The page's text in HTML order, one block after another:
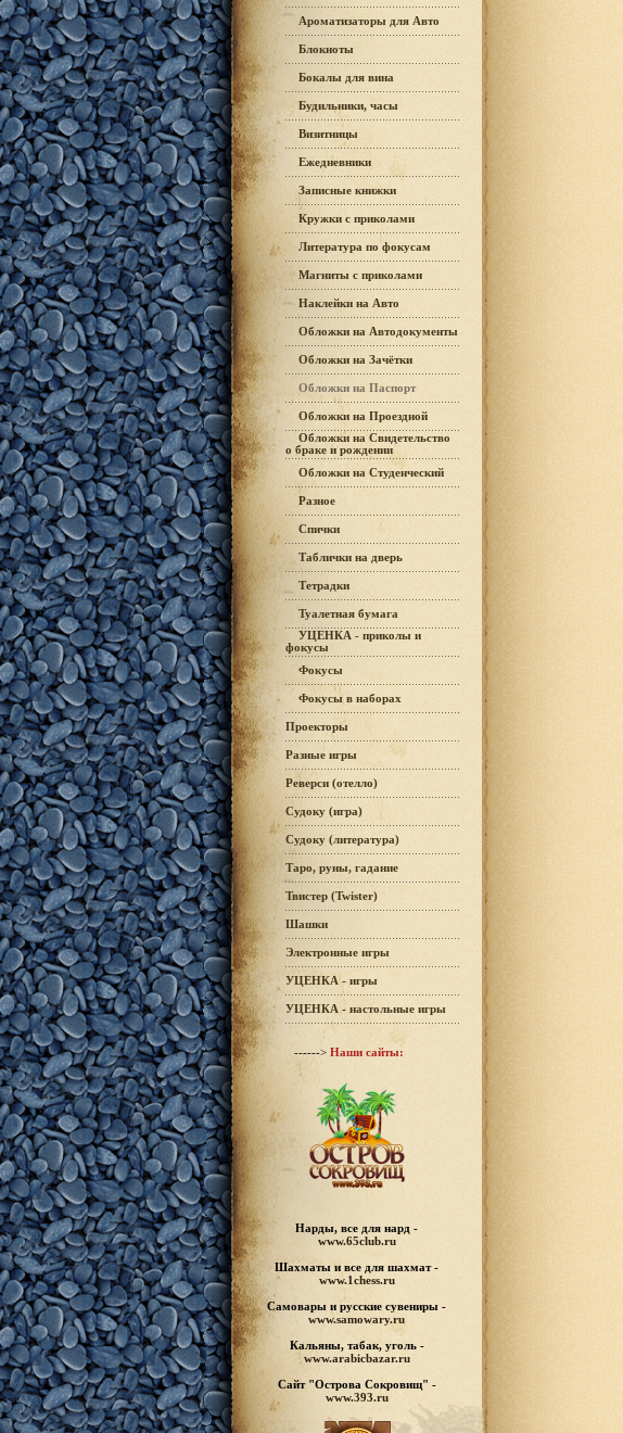
Ароматизаторы для Авто
Блокноты
Бокалы для вина
Будильники, часы
Визитницы
Ежедневники
Записные книжки
Кружки с приколами
Литература по фокусам
Магниты с приколами
Наклейки на Авто
Обложки на Автодокументы
Обложки на Зачётки
Обложки на Паспорт
Обложки на Проездной
Обложки на Свидетельство
о браке и рождении
Обложки на Студенческий
Разное
Спички
Таблички на дверь
Тетрадки
Туалетная бумага
УЦЕНКА - приколы и
фокусы
Фокусы
Фокусы в наборах
Проекторы
Разные игры
Реверси (отелло)
Судоку (игра)
Судоку (литература)
Таро, руны, гадание
Твистер (Twister)
Шашки
Электронные игры
УЦЕНКА - игры
УЦЕНКА - настольные игры
------> Наши сайты:
Нарды, все для нард -
www.65club.ru
Шахматыи все для шахмат -
www.1chess.ru
Самовары и русские сувениры -
www.samowary.ru
Кальяны, табак, уголь -
www.arabicbazar.ru
Сайт "Острова Сокровищ" -
www.393.ru